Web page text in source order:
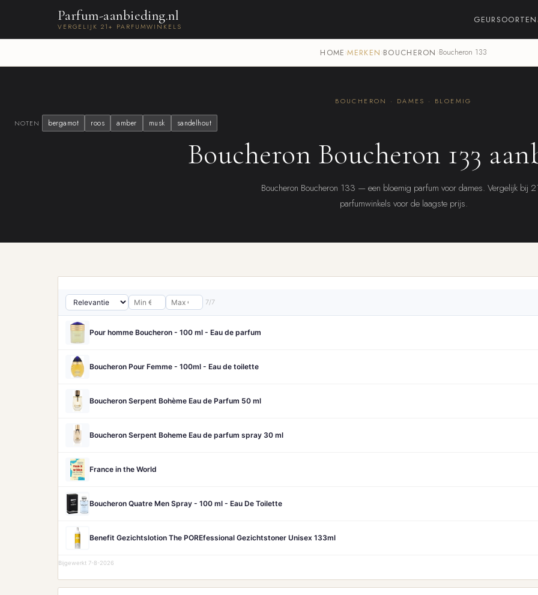
Parfum-aanbieding.nl
VERGELIJK 21+ PARFUMWINKELS
GEURSOORTEN
HOME›MERKEN›BOUCHERON ›Boucheron 133
BOUCHERON · DAMES · BLOEMIG
NOTEN bergamot roos amber musk sandelhout
Boucheron Boucheron 133
Boucheron Boucheron 133 — een bloemig parfum voor dames. Vergelijk bij
parfumwinkels voor de laagste prijs.
7/7
Pour homme Boucheron - 100 ml - Eau de parfum
Boucheron Pour Femme - 100ml - Eau de toilette
Boucheron Serpent Bohème Eau de Parfum 50 ml
Boucheron Serpent Boheme Eau de parfum spray 30 ml
France in the World
Boucheron Quatre Men Spray - 100 ml - Eau De Toilette
Benefit Gezichtslotion The POREfessional Gezichtstoner Unisex 133ml
Bijgewerkt 7-8-2026